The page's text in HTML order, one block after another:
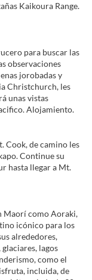
Kaikoura Range.
para buscar las
observaciones
jorobadas y
Christchurch, les
unas vistas
Alojamiento.
Cook, de camino les
Continue su
hasta llegar a Mt.
Maorí como Aoraki,
icónico para los
alrededores,
lagos
como el
incluida, de